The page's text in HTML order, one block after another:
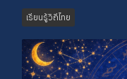
เรียนรู้วิถีไทย